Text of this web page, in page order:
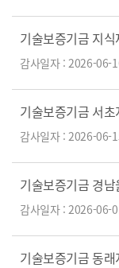
기술보증기금 지
감사일자 : 2026-06-
기술보증기금 서
감사일자 : 2026-06-
기술보증기금 경
감사일자 : 2026-06-
기술보증기금 동